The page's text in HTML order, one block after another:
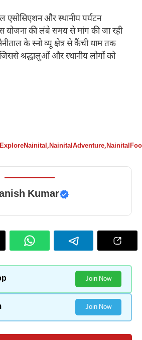
एसोसिएशन और स्थानीय पर्यटन
योजना की लंबे समय से मांग की जा रही
के स्नो व्यू क्षेत्र से कैंची धाम तक
जिससे श्रद्धालुओं और स्थानीय लोगों को
ExploreNainital,NainitalAdventure,
Kumar
Join Now
Join Now